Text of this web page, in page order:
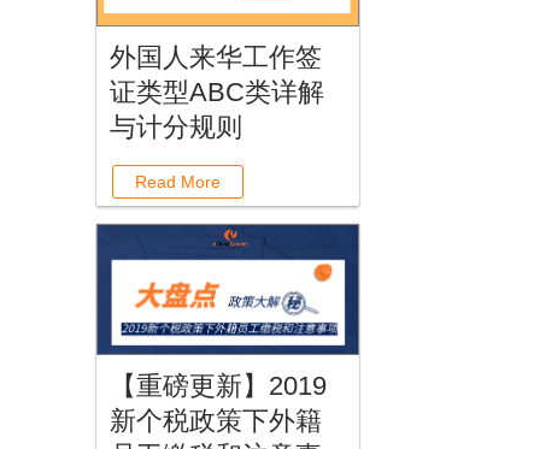
外国人来华工作签
证类型ABC类详解
与计分规则
Read More
【重磅更新】2019
新个税政策下外籍